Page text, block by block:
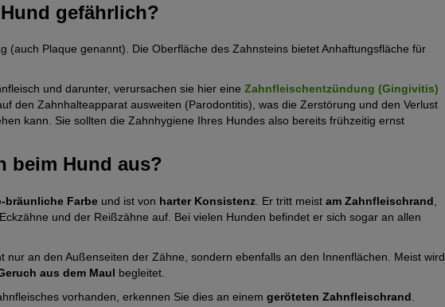
gefährlich?
(auch Plaque genannt). Die Oberfläche des Zahnsteins bietet Anhaftungsfläche für
und darunter, verursachen sie hier eine Zahnfleischentzündung (Gingivitis)
den Zahnhalteapparat ausweiten (Parodontitis), was die Zerstörung und den Verlust
kann. Sie sollten die Zahnhygiene Ihres Hundes also bereits frühzeitig ernst
beim Hund aus?
bräunliche Farbe und ist von harter Konsistenz . Er tritt meist am Zahnfleischrand
und der Reißzähne auf. Bei vielen Hunden befindet er sich sogar an allen
nur an den Außenseiten der Zähne, sondern ebenfalls an den Innenflächen. Meist wird
aus dem Maul begleitet.
vorhanden, erkennen Sie dies an einem geröteten Zahnfleischrand